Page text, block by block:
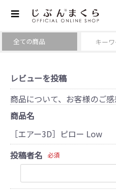
レビューを投稿
商品について、お客様のご
商品名
［エアー3D］ピロー Low
投稿者名 必須